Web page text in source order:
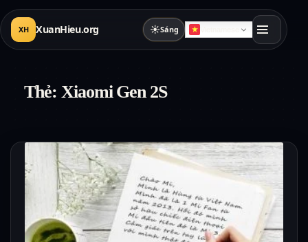
XH XuanHieu.org ☀Sáng
Thẻ: Xiaomi Gen 2S